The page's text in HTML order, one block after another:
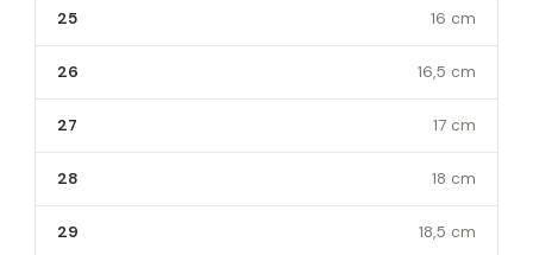
25 16 cm
26 16,5 cm
27 17 cm
28 18 cm
29 18,5 cm